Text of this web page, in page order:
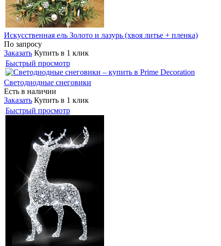
Искусственная ель Золото и лазурь (хвоя литье + пленка)
По запросу
Заказать Купить в 1 клик
Быстрый просмотр
Светодиодные снеговики
Есть в наличии
Заказать Купить в 1 клик
Быстрый просмотр